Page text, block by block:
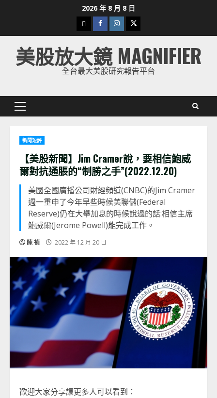
2026 年 8 月 8 日
下
載
美
股
Facebook
Instagram
Twitter
美股放大鏡 MAGNIFIER
全台最大美股研究報告平台
Primary
新聞短評
【美股新聞】Jim Cramer說，要相信鮑威
爾對抗通脹的“制勝之手”(2022.12.20)
美國全國廣播公司財經頻道(CNBC)的Jim Cramer
週一重申了今年早些時候美聯儲(Federal
Reserve)仍在大舉加息的時候說過的話:相信主席
鮑威爾(Jerome Powell)能完成工作。
陳 禎 2022 年 12 月 20 日
歡迎大家分享讓更多人可以看到：